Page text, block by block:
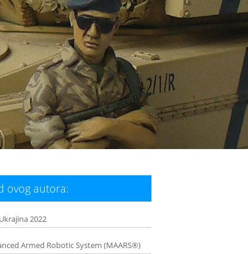
ovog autora:
2022
Armed Robotic System (MAARS®)